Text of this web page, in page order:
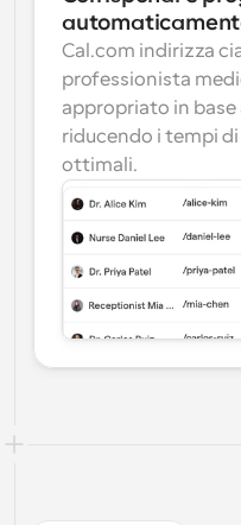
Cal.com indirizza
professionista
appropriato in base
riducendo i tempi
ottimali.